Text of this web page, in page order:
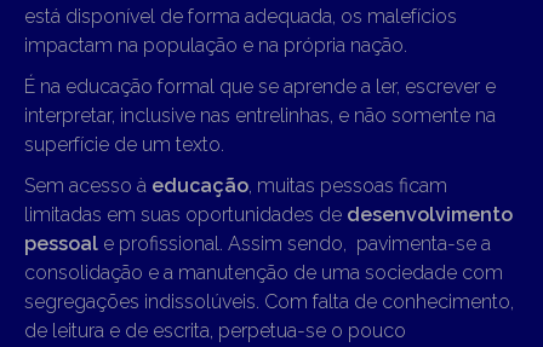
está disponível de forma adequada, os malefícios
impactam na população e na própria nação.
É na educação formal que se aprende a ler, escrever e
interpretar, inclusive nas entrelinhas, e não somente na
superfície de um texto.
Sem acesso à educação, muitas pessoas ficam
limitadas em suas oportunidades de desenvolvimento
pessoal e profissional. Assim sendo, pavimenta-se a
consolidação e a manutenção de uma sociedade com
segregações indissolúveis. Com falta de conhecimento,
de leitura e de escrita, perpetua-se o pouco